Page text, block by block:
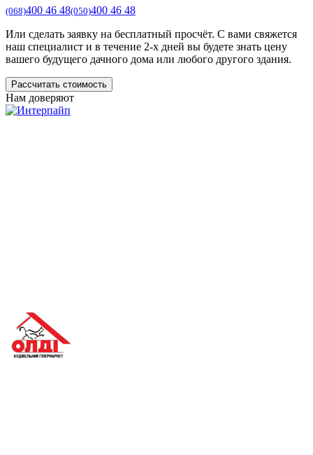
(068)400 46 48(050)400 46 48
Или сделать заявку на бесплатный просчёт. С вами свяжется
наш специалист и в течение 2-х дней вы будете знать цену
вашего будущего дачного дома или любого другого здания.
Рассчитать стоимость
Нам доверяют